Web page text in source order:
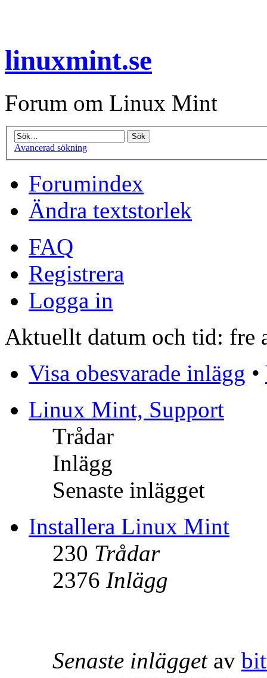
linuxmint.se
Forum om Linux Mint
Avancerad sökning
Forumindex
Ändra textstorlek
FAQ
Registrera
Logga in
Aktuellt datum och tid: fre
Visa obesvarade inlägg •
Linux Mint, Support
Trådar
Inlägg
Senaste inlägget
Installera Linux Mint
230 Trådar
2376 Inlägg
Senaste inläggetav